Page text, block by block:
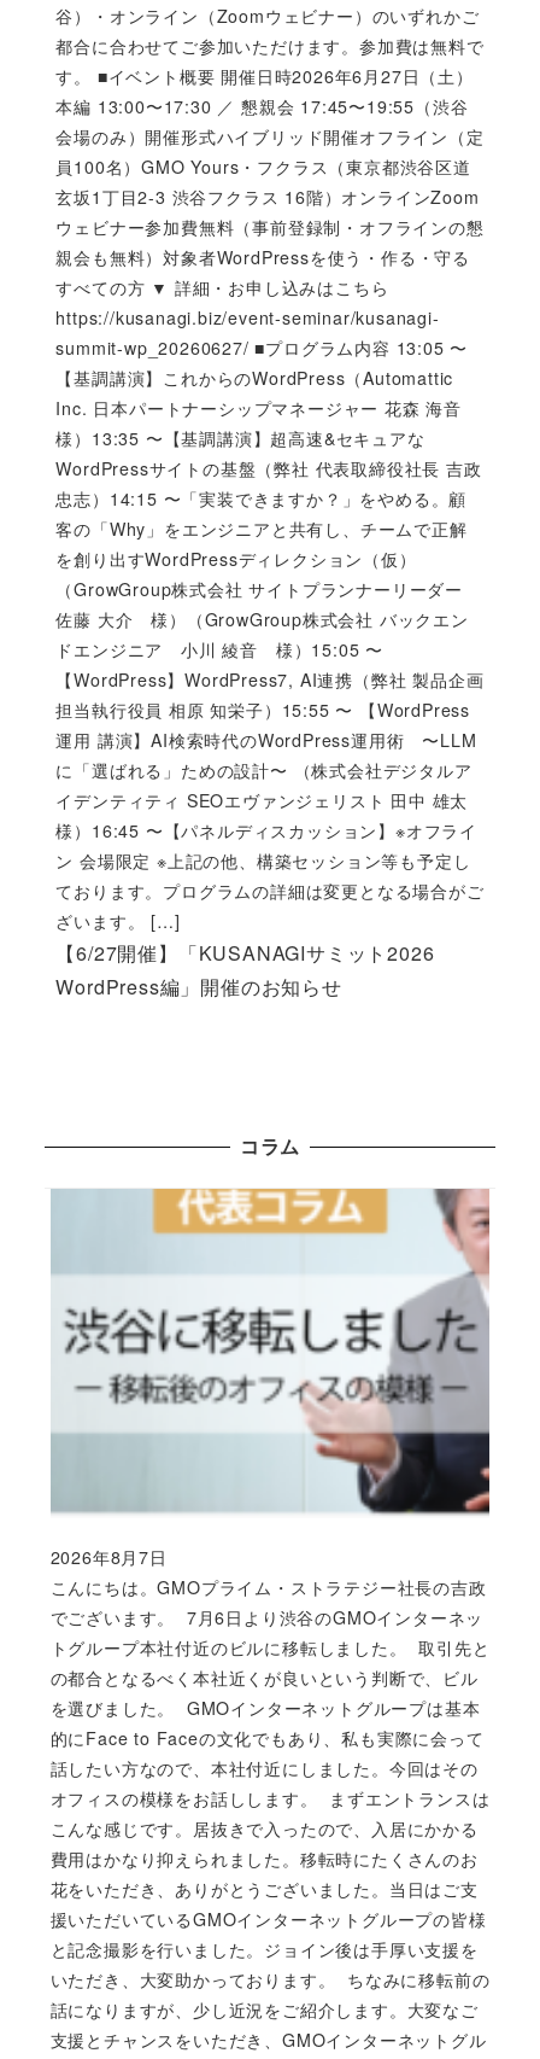
【6/27開催】「KUSANAGIサミット2026
WordPress編」開催のお知らせ
谷）・オンライン（Zoomウェビナー）のいずれかご
都合に合わせてご参加いただけます。参加費は無料で
す。 ■イベント概要 開催日時2026年6月27日（土）
本編 13:00〜17:30 ／ 懇親会 17:45〜19:55（渋谷
会場のみ）開催形式ハイブリッド開催オフライン（定
員100名）GMO Yours・フクラス（東京都渋谷区道
玄坂1丁目2-3 渋谷フクラス 16階）オンラインZoom
ウェビナー参加費無料（事前登録制・オフラインの懇
親会も無料）対象者WordPressを使う・作る・守る
すべての方 ▼ 詳細・お申し込みはこちら
https://kusanagi.biz/event-seminar/kusanagi-
summit-wp_20260627/ ■プログラム内容 13:05 〜
【基調講演】これからのWordPress（Automattic
Inc. 日本パートナーシップマネージャー 花森 海音
様）13:35 〜【基調講演】超高速&セキュアな
WordPressサイトの基盤（弊社 代表取締役社長 吉政
忠志）14:15 〜「実装できますか？」をやめる。顧
客の「Why」をエンジニアと共有し、チームで正解
を創り出すWordPressディレクション（仮）
（GrowGroup株式会社 サイトプランナーリーダー
佐藤 大介 様）（GrowGroup株式会社 バックエン
ドエンジニア 小川 綾音 様）15:05 〜
【WordPress】WordPress7, AI連携（弊社 製品企画
担当執行役員 相原 知栄子）15:55 〜 【WordPress
運用 講演】AI検索時代のWordPress運用術 〜LLM
に「選ばれる」ための設計〜 （株式会社デジタルア
イデンティティ SEOエヴァンジェリスト 田中 雄太
様）16:45 〜【パネルディスカッション】※オフライ
ン 会場限定 ※上記の他、構築セッション等も予定し
ております。プログラムの詳細は変更となる場合がご
ざいます。 […]
コラム
こんにちは。GMOプライム・ストラテジー社長の吉政
でございます。 7月6日より渋谷のGMOインターネッ
トグループ本社付近のビルに移転しました。 取引先と
の都合となるべく本社近くが良いという判断で、ビル
を選びました。 GMOインターネットグループは基本
的にFace to Faceの文化でもあり、私も実際に会って
話したい方なので、本社付近にしました。今回はその
オフィスの模様をお話しします。 まずエントランスは
こんな感じです。居抜きで入ったので、入居にかかる
費用はかなり抑えられました。移転時にたくさんのお
花をいただき、ありがとうございました。当日はご支
援いただいているGMOインターネットグループの皆様
と記念撮影を行いました。ジョイン後は手厚い支援を
いただき、大変助かっております。 ちなみに移転前の
話になりますが、少し近況をご紹介します。大変なご
支援とチャンスをいただき、GMOインターネットグル
Published
2026年8月7日